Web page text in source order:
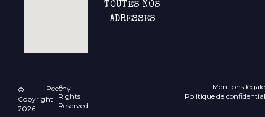
TOUTES NOS
ADRESSES
©
Copyright
2026
Peechy
All
Rights
Reserved.
Mentions
Politique de